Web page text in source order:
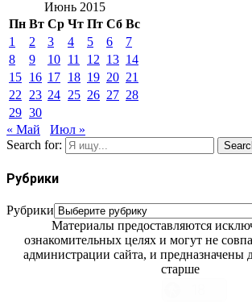
Июнь 2015
Пн Вт Ср Чт Пт Сб Вс
1
2 3 4 5 6
7
8
9 10 11 12 13 14
15 16 17 18 19 20 21
22
23 24 25 26 27 28
29 30
« Май
Июл »
Search for:
Рубрики
Рубрики
Материалы предоставляются
ознакомительных целях и могут не
администрации сайта, и предназначены
старше